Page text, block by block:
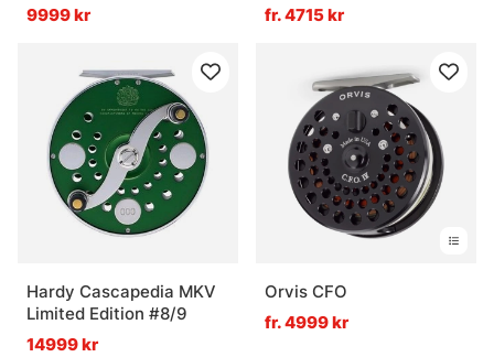
9999 kr
fr. 4715 kr
Hardy Cascapedia MKV
Limited Edition #8/9
14999 kr
Orvis CFO
fr. 4999 kr